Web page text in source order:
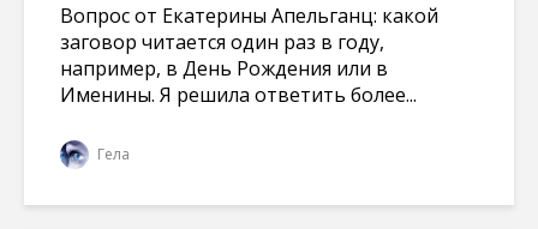
Вопрос от Екатерины Апельганц: какой
заговор читается один раз в году,
например, в День Рождения или в
Именины. Я решила ответить более...
Гела